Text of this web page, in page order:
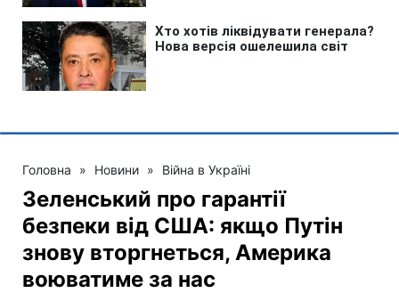
Головна » Новини » Війна в Україні
Зеленський про гарантії
безпеки від США: якщо Путін
знову вторгнеться, Америка
воюватиме за нас